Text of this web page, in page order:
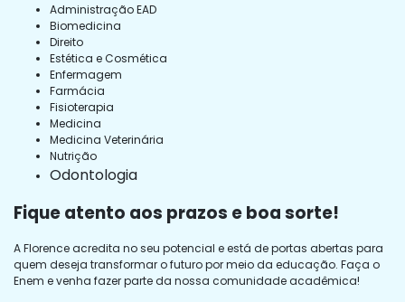
Administração EAD
Biomedicina
Direito
Estética e Cosmética
Enfermagem
Farmácia
Fisioterapia
Medicina
Medicina Veterinária
Nutrição
Odontologia
Fique atento aos prazos e boa sorte!
A Florence acredita no seu potencial e está de portas abertas para
quem deseja transformar o futuro por meio da educação. Faça o
Enem e venha fazer parte da nossa comunidade acadêmica!